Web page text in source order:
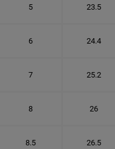
5 23.5
6 24.4
7 25.2
8 26
8.5 26.5